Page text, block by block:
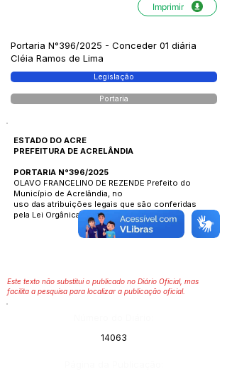
Imprimir
Portaria N°396/2025 - Conceder 01 diária
Cléia Ramos de Lima
Legislação
Portaria
ESTADO DO ACRE
PREFEITURA DE ACRELÂNDIA
PORTARIA N°396/2025
OLAVO FRANCELINO DE REZENDE Prefeito do
Município de Acrelândia, no
uso das atribuições legais que são conferidas
pela Lei Orgânica Municipal.
Este texto não substitui o publicado no Diário Oficial, mas
facilita a pesquisa para localizar a publicação oficial.
14063